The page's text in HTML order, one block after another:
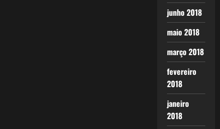
junho 2018
maio 2018
março 2018
fevereiro
2018
janeiro
2018